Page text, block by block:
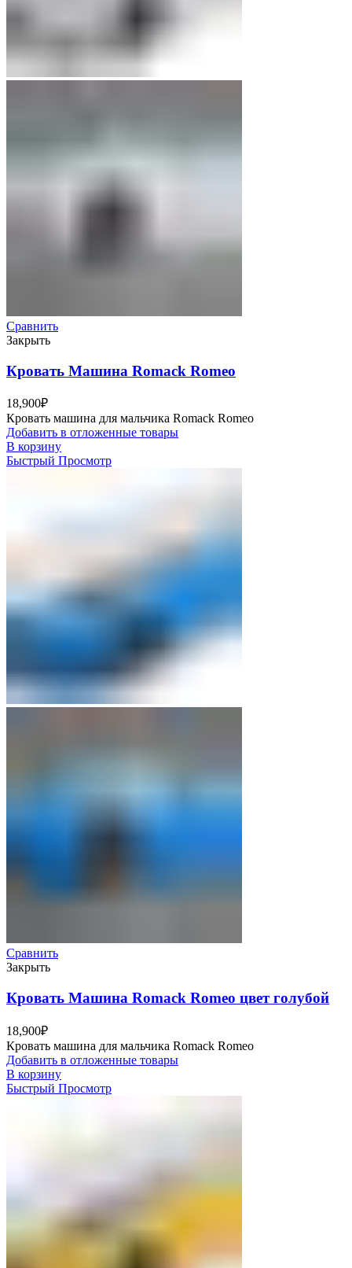
Сравнить
Закрыть
Кровать Машина Romack Romeo
18,900₽
Кровать машина для мальчика Romack Romeo
Добавить в отложенные товары
В корзину
Быстрый Просмотр
Сравнить
Закрыть
Кровать Машина Romack Romeo цвет голубой
18,900₽
Кровать машина для мальчика Romack Romeo
Добавить в отложенные товары
В корзину
Быстрый Просмотр